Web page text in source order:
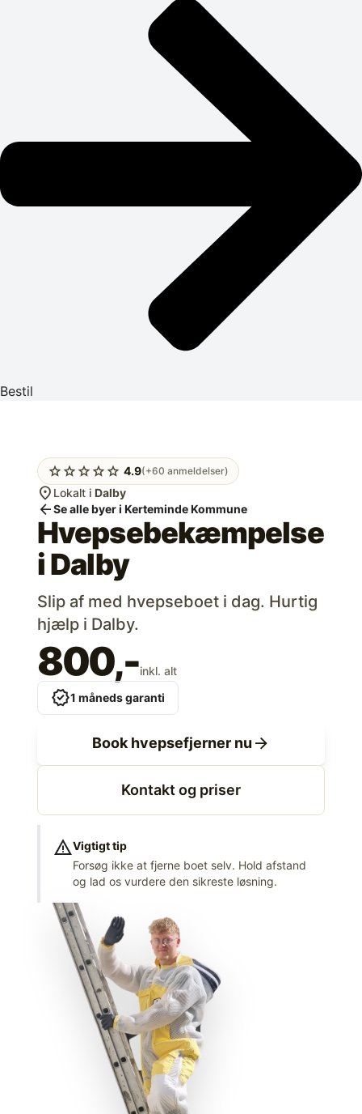
Bestil
starstarstarstarstar 4.9(+60 anmeldelser)
location_on Lokalt i Dalby
arrow_backSe alle byer i Kerteminde Kommune
Hvepsebekæmpelse
iDalby
Slip af med hvepseboet i dag. Hurtig
hjælp i Dalby.
800,-inkl. alt
verified1 måneds garanti
Book hvepsefjerner nu arrow_forward
Kontakt og priser
warningVigtigt tip
Forsøg ikke at fjerne boet selv. Hold afstand
og lad os vurdere den sikreste løsning.